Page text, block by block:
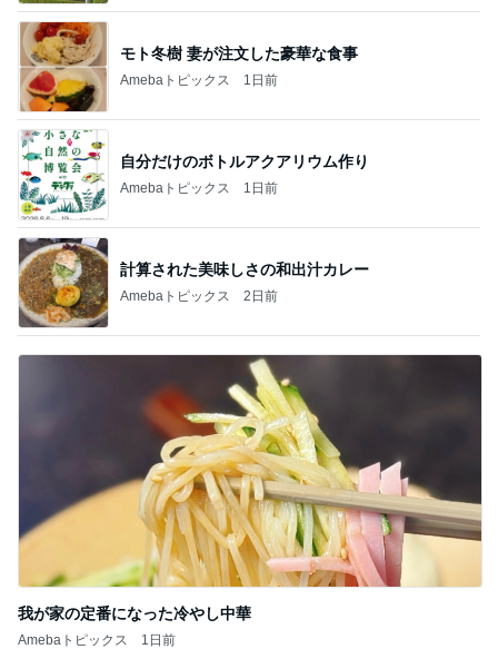
モト冬樹 妻が注文した豪華な食事
Amebaトピックス 1日前
自分だけのボトルアクアリウム作り
Amebaトピックス 1日前
計算された美味しさの和出汁カレー
Amebaトピックス 2日前
我が家の定番になった冷やし中華
Amebaトピックス 1日前